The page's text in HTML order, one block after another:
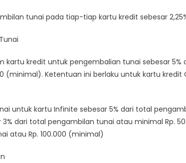
tunai pada tiap-tiap kartu kredit sebesar
kartu kredit untuk pengembalian tunai sebesar 5%
(minimal). Ketentuan ini berlaku untuk kartu kredit
untuk kartu Infinite sebesar 5% dari total
3% dari total pengambilan tunai atau minimal Rp.
atau Rp. 100.000 (minimal)